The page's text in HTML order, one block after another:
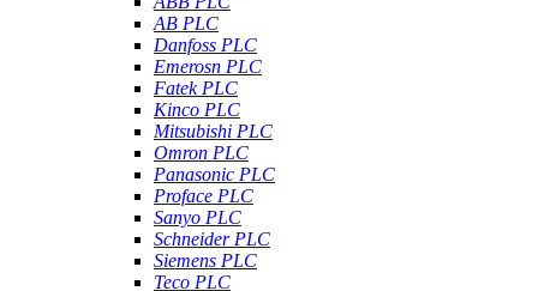
AB PLC
Danfoss PLC
Emerosn PLC
Fatek PLC
Kinco PLC
Mitsubishi PLC
Omron PLC
Panasonic PLC
Proface PLC
Sanyo PLC
Schneider PLC
Siemens PLC
Teco PLC